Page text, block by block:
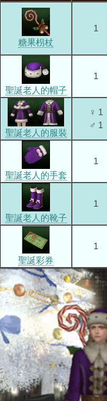
糖果枴杖
1
聖誕老人的帽子
1
聖誕老人的服裝
♀ 1
♂ 1
聖誕老人的手套
1
聖誕老人的靴子
1
聖誕彩券
1